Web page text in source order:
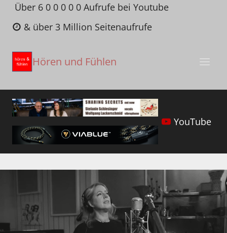
Zum
Inhalt
springen
Über 6 0 0 0 0 0 Aufrufe bei Youtube
& über 3 Million Seitenaufrufe
Hören und Fühlen
YouTube